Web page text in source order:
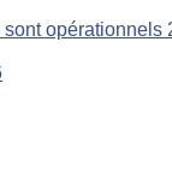
opérationnels